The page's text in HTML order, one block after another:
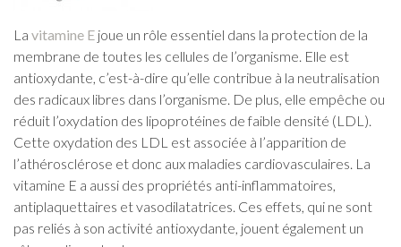
La vitamine E joue un rôle essentiel dans la protection de la
membrane de toutes les cellules de l’organisme. Elle est
antioxydante, c’est-à-dire qu’elle contribue à la neutralisation
des radicaux libres dans l’organisme. De plus, elle empêche ou
réduit l’oxydation des lipoprotéines de faible densité (LDL).
Cette oxydation des LDL est associée à l’apparition de
l’athérosclérose et donc aux maladies cardiovasculaires. La
vitamine E a aussi des propriétés anti-inflammatoires,
antiplaquettaires et vasodilatatrices. Ces effets, qui ne sont
pas reliés à son activité antioxydante, jouent également un